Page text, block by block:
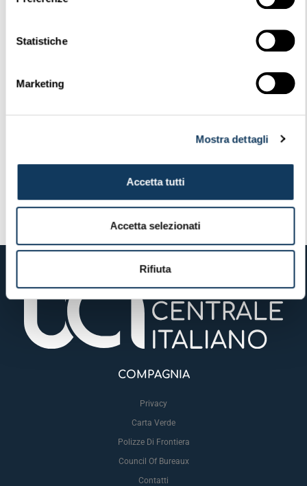
Statistiche
Marketing
Mostra dettagli
Accetta tutti
Accetta selezionati
Rifiuta
SIMILAR DOWNLOADS
Nessun download correlato trovato!
Bruno Visintainer Aggiornati 6 Febbraio 2026
Circolare 03.2025 Verbale Assemblea ordinaria e straordinaria 21.11.25 CIRCOLARE 01.2026 Save the date 23 giugno 2026
COMPAGNIA
Privacy
Carta Verde
Polizze Di Frontiera
Council Of Bureaux
Contatti